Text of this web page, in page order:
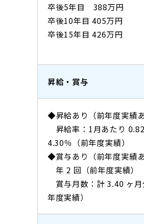
卒後5年目 388万円
卒後10年目 405万円
卒後15年目 426万円
昇給・賞与
◆昇給あり（前年度実績あ
昇給率：1月あたり
4.30％（前年度実績）
◆賞与あり（前年度実績あ
年 2 回（前年度実績）
賞与月数：計 3.40 ヶ月
年度実績）